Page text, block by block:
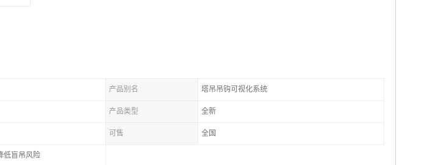
产品别名 塔吊吊钩可视化系统
产品类型 全新
可售 全国
低盲吊风险